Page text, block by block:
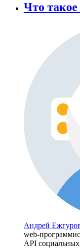
Что
Андрей
web-
API